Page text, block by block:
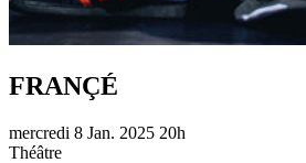
FRANÇÉ
mercredi 8 Jan. 2025 20h
Théâtre